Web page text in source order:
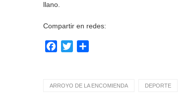
llano.
Compartir en redes:
Facebook
Twitter
ARROYO DE LA ENCOMIENDA DEPORTE